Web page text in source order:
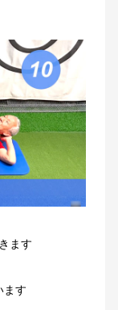
ます
ます